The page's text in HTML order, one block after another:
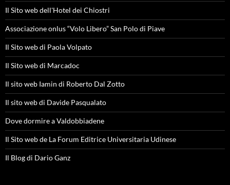
Il Sito web dell'Hotel dei Chiostri
Associazione onlus “Volo Libero” San Polo di Piave
Il Sito web di Paola Volpato
Il Sito web di Marcadoc
Il sito web Iamin di Roberto Dal Zotto
Il sito web di Davide Pasqualato
Dove dormire a Valdobbiadene
Il Sito web de La Forum Editrice Universitaria Udinese
Il Blog di Dario Ganz